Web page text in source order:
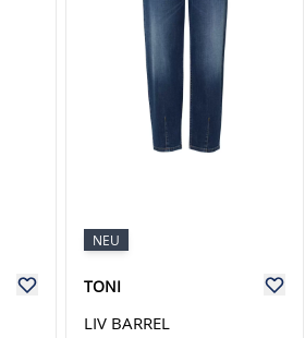
NEU
TONI
LIV BARREL